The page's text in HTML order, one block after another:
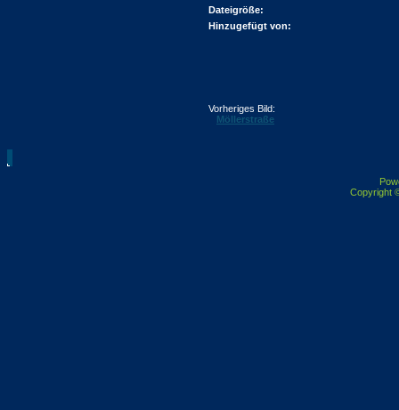
Dateigröße:
Hinzugefügt von:
Vorheriges Bild:
Möllerstraße
Copyright